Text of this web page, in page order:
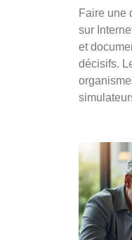
Faire une
sur
et
décisifs.